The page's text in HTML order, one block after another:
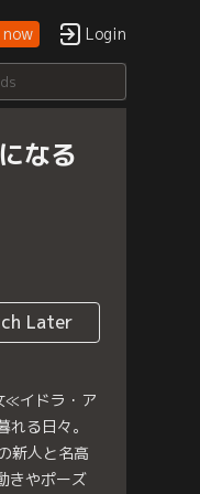
Login
なる
Later
≪イドラ・ア
る日々。
新人と名高
きやポーズ